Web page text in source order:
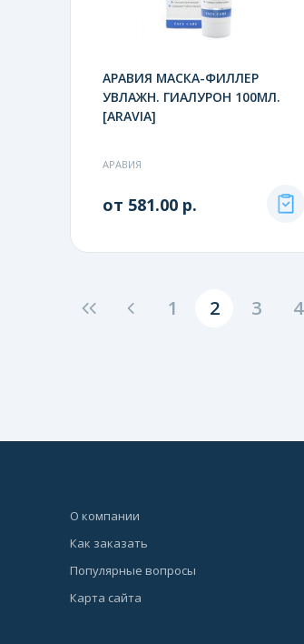
АРАВИЯ МАСКА-ФИЛЛЕР
УВЛАЖН. ГИАЛУРОН 100МЛ.
[ARAVIA]
АРАВИЯ
от 581.00 р.
1 2 3 4
О компании
Как заказать
Популярные вопросы
Карта сайта